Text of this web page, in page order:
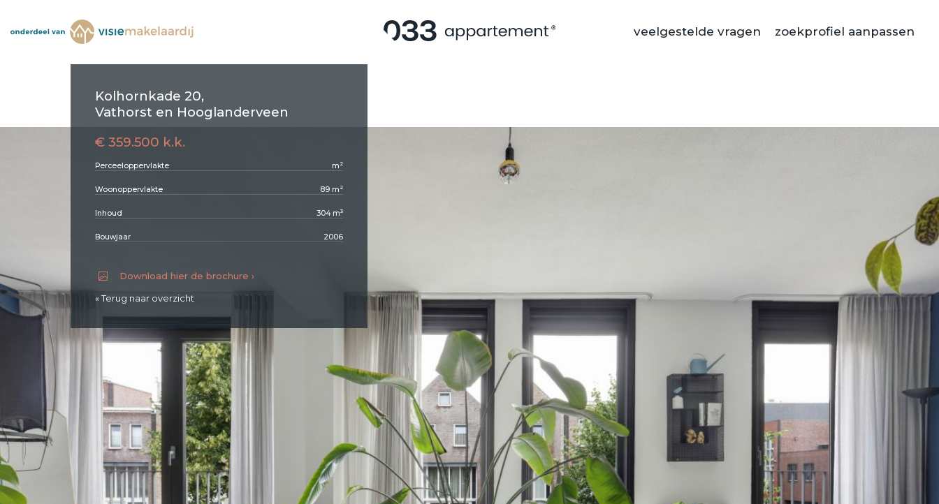
veelgestelde vragen zoekprofiel aanpassen
Kolhornkade 20,
Vathorst en Hooglanderveen
€ 359.500 k.k.
Perceeloppervlakte m 2
Woonoppervlakte 89 m 2
Inhoud 304 m3
Bouwjaar 2006
Download hier de brochure ›
« Terug naar overzicht